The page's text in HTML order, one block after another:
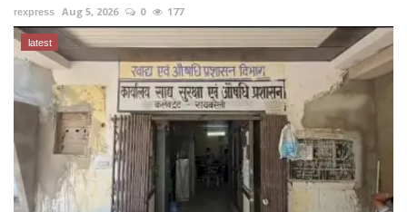
rexpress Aug 5, 2026 0 177
latest